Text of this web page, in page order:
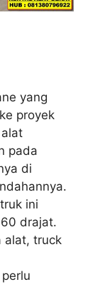
yang
proyek
pada
di
ini
drajat.
alat, truck